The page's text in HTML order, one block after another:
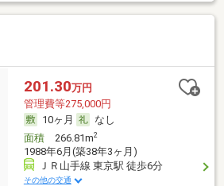
201.30万円
管理費等275,000円
10ヶ月
なし
面積266.81m2
1988年6月(築38年3ヶ月)
ＪＲ山手線 東京駅 徒歩6分
その他の交通